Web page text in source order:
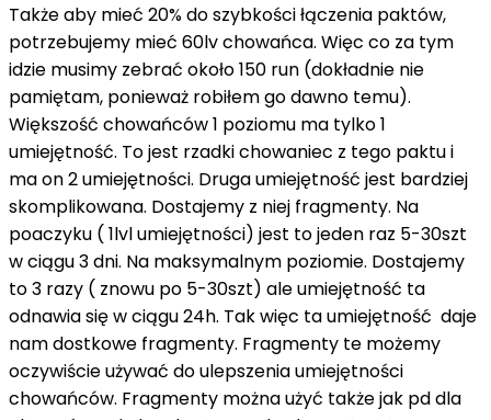
Także aby mieć 20% do szybkości łączenia paktów,
potrzebujemy mieć 60lv chowańca. Więc co za tym
idzie musimy zebrać około 150 run (dokładnie nie
pamiętam, ponieważ robiłem go dawno temu).
Większość chowańców 1 poziomu ma tylko 1
umiejętność. To jest rzadki chowaniec z tego paktu i
ma on 2 umiejętności. Druga umiejętność jest bardziej
skomplikowana. Dostajemy z niej fragmenty. Na
poaczyku ( 1lvl umiejętności) jest to jeden raz 5-30szt
w ciągu 3 dni. Na maksymalnym poziomie. Dostajemy
to 3 razy ( znowu po 5-30szt) ale umiejętność ta
odnawia się w ciągu 24h. Tak więc ta umiejętność daje
nam dostkowe fragmenty. Fragmenty te możemy
oczywiście używać do ulepszenia umiejętności
chowańców. Fragmenty można użyć także jak pd dla